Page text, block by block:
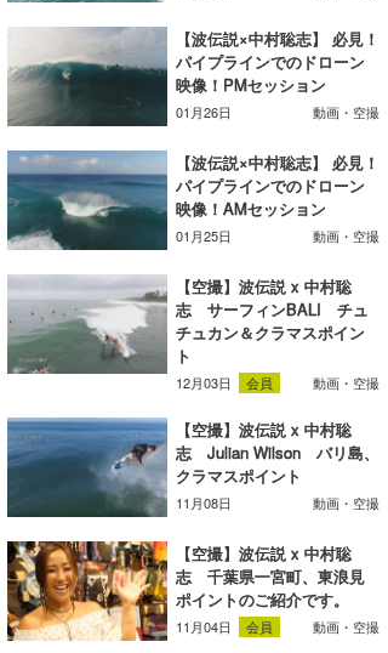
【波伝説×中村聡志】 必見！
パイプラインでのドローン
映像！PMセッション
01月26日 動画・空撮
【波伝説×中村聡志】 必見！
パイプラインでのドローン
映像！AMセッション
01月25日 動画・空撮
【空撮】波伝説 x 中村聡
志 サーフィンBALI チュ
チュカン＆クラマスポイン
ト
12月03日 会員 動画・空撮
【空撮】波伝説 x 中村聡
志 Julian Wilson バリ島、
クラマスポイント
11月08日 動画・空撮
【空撮】波伝説 x 中村聡
志 千葉県一宮町、東浪見
ポイントのご紹介です。
11月04日 会員 動画・空撮
Naoya Kimoto
mitsuteru Kamio
Yasunari Inoue
Yoshiyuki Obata
DELTA FORCE SURF
CBA Films
熊谷素子
メディア
Colors MAGAZINE
WAVAL
波伝説アンバサダー/プロライダー
福島寿実子
中浦“JET”章
進士剛光
植村未来
NOBUFUKU
大野”MAR”修聖
喜納海人
波伝説スタッフ
☆加藤
Aichan
ECE
G◎Da
H
KID
KOBU
波伝説